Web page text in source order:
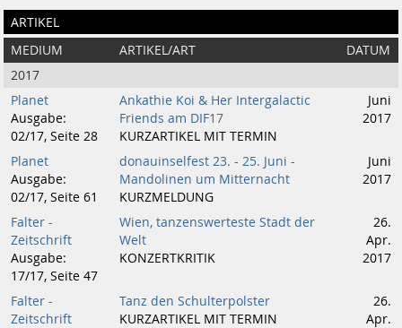
ARTIKEL
MEDIUM ARTIKEL/ART
DATUM
2017
Planet
Ausgabe:
02/17, Seite 28
Ankathie Koi & Her Intergalactic
Friends am DIF17
KURZARTIKEL MIT TERMIN
Juni
2017
Planet
Ausgabe:
02/17, Seite 61
donauinselfest 23. - 25. Juni -
Mandolinen um Mitternacht
KURZMELDUNG
Juni
2017
Falter -
Zeitschrift
Ausgabe:
17/17, Seite 47
Wien, tanzenswerteste Stadt der
Welt
KONZERTKRITIK
26.
Apr.
2017
Falter -
Zeitschrift
Tanz den Schulterpolster
KURZARTIKEL MIT TERMIN
26.
Apr.